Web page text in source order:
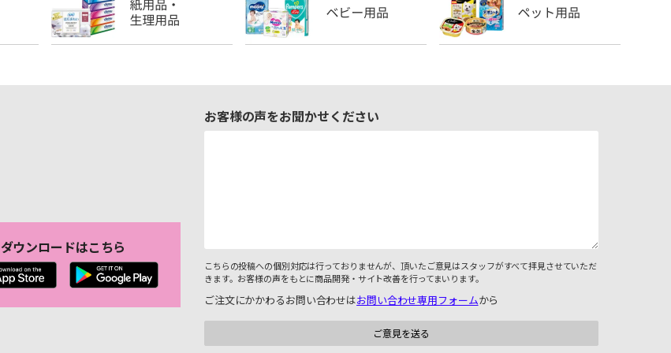
ダウンロードはこちら
お客様の声をお聞かせください
こちらの投稿への個別対応は行っておりませんが、頂いたご意見はスタッフがすべて拝見させていただ
きます。お客様の声をもとに商品開発・サイト改善を行ってまいります。
ご注文にかかわるお問い合わせはお問い合わせ専用フォームから